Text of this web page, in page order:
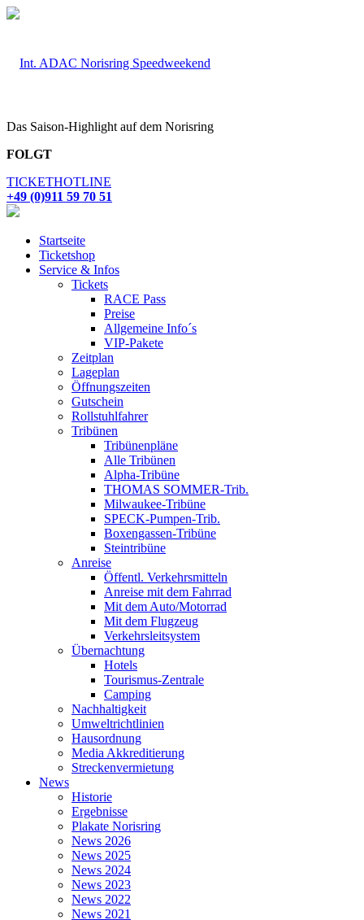
Das Saison-Highlight auf dem Norisring
FOLGT
TICKETHOTLINE
+49 (0)911 59 70 51
Startseite
Ticketshop
Service & Infos
Tickets
RACE Pass
Preise
Allgemeine Info´s
VIP-Pakete
Zeitplan
Lageplan
Öffnungszeiten
Gutschein
Rollstuhlfahrer
Tribünen
Tribünenpläne
Alle Tribünen
Alpha-Tribüne
THOMAS SOMMER-Trib.
Milwaukee-Tribüne
SPECK-Pumpen-Trib.
Boxengassen-Tribüne
Steintribüne
Anreise
Öffentl. Verkehrsmitteln
Anreise mit dem Fahrrad
Mit dem Auto/Motorrad
Mit dem Flugzeug
Verkehrsleitsystem
Übernachtung
Hotels
Tourismus-Zentrale
Camping
Nachhaltigkeit
Umweltrichtlinien
Hausordnung
Media Akkreditierung
Streckenvermietung
News
Historie
Ergebnisse
Plakate Norisring
News 2026
News 2025
News 2024
News 2023
News 2022
News 2021